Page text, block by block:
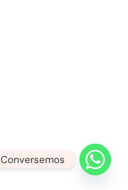
Conversemos